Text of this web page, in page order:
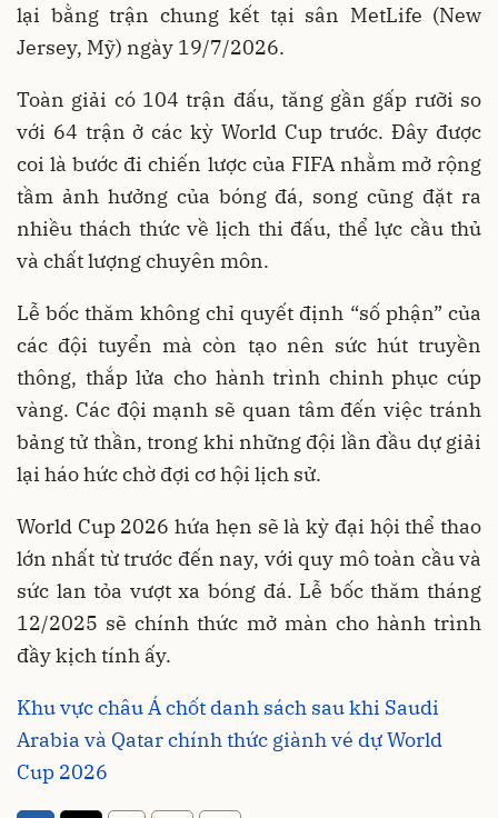
lại bằng trận chung kết tại sân MetLife (New
Jersey, Mỹ) ngày 19/7/2026.
Toàn giải có 104 trận đấu, tăng gần gấp rưỡi so
với 64 trận ở các kỳ World Cup trước. Đây được
coi là bước đi chiến lược của FIFA nhằm mở rộng
tầm ảnh hưởng của bóng đá, song cũng đặt ra
nhiều thách thức về lịch thi đấu, thể lực cầu thủ
và chất lượng chuyên môn.
Lễ bốc thăm không chỉ quyết định “số phận” của
các đội tuyển mà còn tạo nên sức hút truyền
thông, thắp lửa cho hành trình chinh phục cúp
vàng. Các đội mạnh sẽ quan tâm đến việc tránh
bảng tử thần, trong khi những đội lần đầu dự giải
lại háo hức chờ đợi cơ hội lịch sử.
World Cup 2026 hứa hẹn sẽ là kỳ đại hội thể thao
lớn nhất từ trước đến nay, với quy mô toàn cầu và
sức lan tỏa vượt xa bóng đá. Lễ bốc thăm tháng
12/2025 sẽ chính thức mở màn cho hành trình
đầy kịch tính ấy.
Khu vực châu Á chốt danh sách sau khi Saudi
Arabia và Qatar chính thức giành vé dự World
Cup 2026